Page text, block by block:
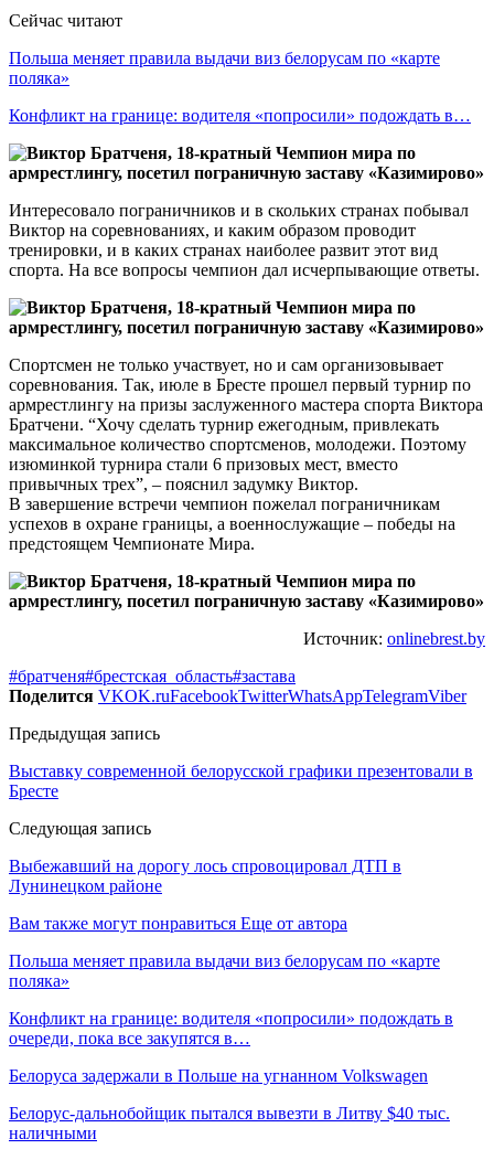
Сейчас читают
Польша меняет правила выдачи виз белорусам по «карте
поляка»
Конфликт на границе: водителя «попросили» подождать в…
Интересовало пограничников и в скольких странах побывал
Виктор на соревнованиях, и каким образом проводит
тренировки, и в каких странах наиболее развит этот вид
спорта. На все вопросы чемпион дал исчерпывающие ответы.
Спортсмен не только участвует, но и сам организовывает
соревнования. Так, июле в Бресте прошел первый турнир по
армрестлингу на призы заслуженного мастера спорта Виктора
Братчени. “Хочу сделать турнир ежегодным, привлекать
максимальное количество спортсменов, молодежи. Поэтому
изюминкой турнира стали 6 призовых мест, вместо
привычных трех”, – пояснил задумку Виктор.
В завершение встречи чемпион пожелал пограничникам
успехов в охране границы, а военнослужащие – победы на
предстоящем Чемпионате Мира.
Источник: onlinebrest.by
#братченя#брестская_область#застава
Поделится VKOK.ruFacebookTwitterWhatsAppTelegramViber
Предыдущая запись
Выставку современной белорусской графики презентовали в
Бресте
Следующая запись
Выбежавший на дорогу лось спровоцировал ДТП в
Лунинецком районе
Вам также могут понравиться Еще от автора
Польша меняет правила выдачи виз белорусам по «карте
поляка»
Конфликт на границе: водителя «попросили» подождать в
очереди, пока все закупятся в…
Белоруса задержали в Польше на угнанном Volkswagen
Белорус-дальнобойщик пытался вывезти в Литву $40 тыс.
наличными